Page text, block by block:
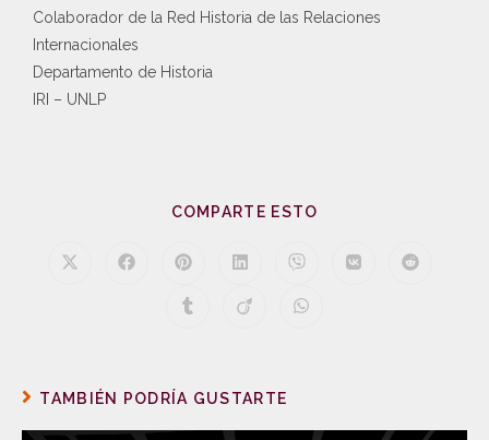
Colaborador de la Red Historia de las Relaciones
Internacionales
Departamento de Historia
IRI – UNLP
COMPARTE ESTO
TAMBIÉN PODRÍA GUSTARTE